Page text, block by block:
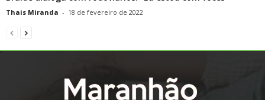
Thais Miranda - 18 de fevereiro de 2022